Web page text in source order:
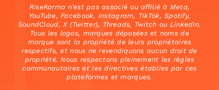
RiseKarma n’est pas associé ou affilié à Meta,
YouTube, Facebook, Instagram, TikTok, Spotify,
SoundCloud, X (Twitter), Threads, Twitch ou LinkedIn.
Tous les logos, marques déposées et noms de
marque sont la propriété de leurs propriétaires
respectifs, et nous ne revendiquons aucun droit de
propriété. Nous respectons pleinement les règles
communautaires et les directives établies par ces
plateformes et marques.